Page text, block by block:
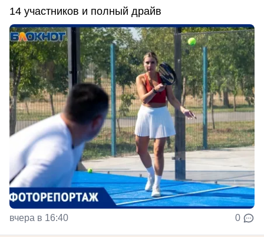
14 участников и полный драйв
вчера в 16:40 0